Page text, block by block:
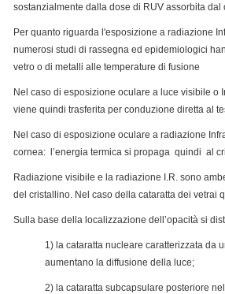
sostanzialmente dalla dose di RUV assorbita
Per quanto riguarda l'esposizione a radiazione
numerosi studi di rassegna ed epidemiologici
vetro o di metalli alle temperature di fusione
Nel caso di esposizione oculare a luce visibile o
viene quindi trasferita per conduzione diretta al
Nel caso di esposizione oculare a radiazione
cornea: l’energia termica si propaga quindi al
Radiazione visibile e la radiazione I.R. sono
del cristallino. Nel caso della cataratta dei vetrai
Sulla base della localizzazione dell’opacità si
1) la cataratta nucleare caratterizzata da
aumentano la diffusione della luce;
2) la cataratta subcapsulare posteriore